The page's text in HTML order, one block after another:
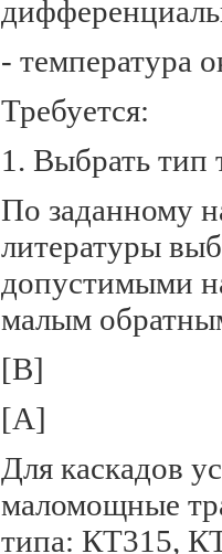
- температура
Требуется:
1. Выбрать тип
По заданному
литературы
допустимыми
малым
[В]
[А]
Для каскадов
маломощные
типа: КТ315,